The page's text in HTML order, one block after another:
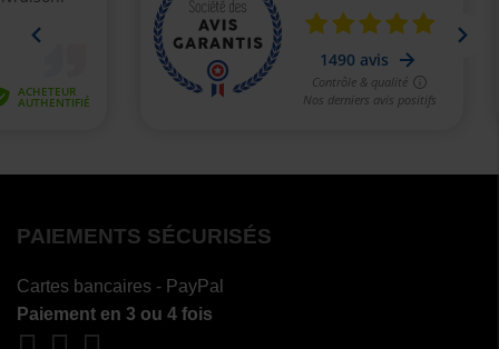
PAIEMENTS SÉCURISÉS
Cartes bancaires - PayPal
Paiement en 3 ou 4 fois